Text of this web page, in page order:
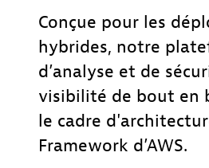
Conçue pour les
hybrides, notre
d’analyse et de
visibilité de bout en
le cadre
Framework d’AWS.